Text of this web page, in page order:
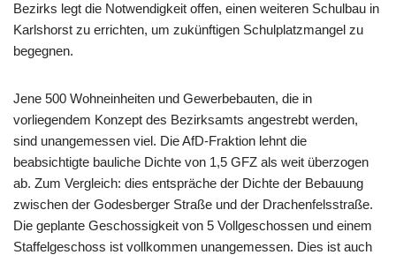
Bezirks legt die Notwendigkeit offen, einen weiteren Schulbau in
Karlshorst zu errichten, um zukünftigen Schulplatzmangel zu
begegnen.
Jene 500 Wohneinheiten und Gewerbebauten, die in
vorliegendem Konzept des Bezirksamts angestrebt werden,
sind unangemessen viel. Die AfD-Fraktion lehnt die
beabsichtigte bauliche Dichte von 1,5 GFZ als weit überzogen
ab. Zum Vergleich: dies entspräche der Dichte der Bebauung
zwischen der Godesberger Straße und der Drachenfelsstraße.
Die geplante Geschossigkeit von 5 Vollgeschossen und einem
Staffelgeschoss ist vollkommen unangemessen. Dies ist auch